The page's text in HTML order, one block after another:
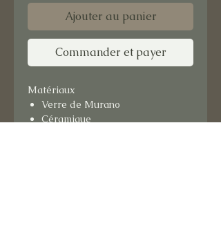
Ajouter au panier
Commander et payer
Matériaux
Verre de Murano
Céramique